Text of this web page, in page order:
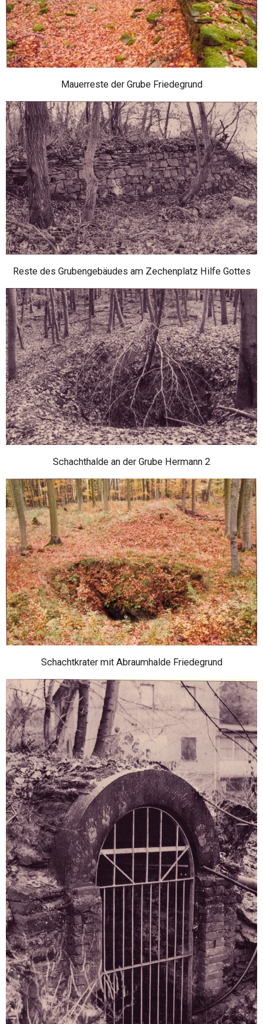
Mauerreste der Grube Friedegrund
Reste des Grubengebäudes am Zechenplatz Hilfe Gottes
Schachthalde an der Grube Hermann 2
Schachtkrater mit Abraumhalde Friedegrund